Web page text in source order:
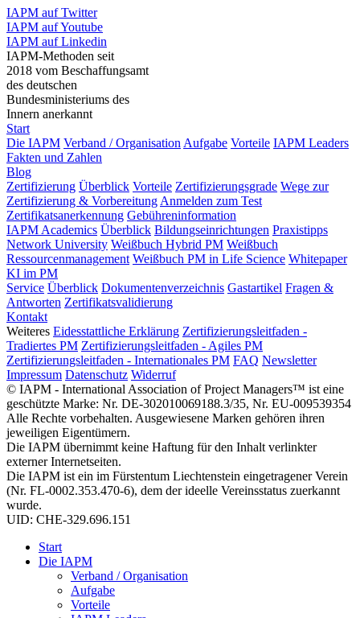
IAPM auf Twitter
IAPM auf Youtube
IAPM auf Linkedin
IAPM-Methoden seit
2018 vom Beschaffungsamt
des deutschen
Bundesministeriums des
Innern anerkannt
Start
Die IAPM Verband / Organisation Aufgabe Vorteile IAPM Leaders
Fakten und Zahlen
Blog
Zertifizierung Überblick Vorteile Zertifizierungsgrade Wege zur
Zertifizierung & Vorbereitung Anmelden zum Test
Zertifikatsanerkennung Gebühreninformation
IAPM Academics Überblick Bildungseinrichtungen Praxistipps
Network University Weißbuch Hybrid PM Weißbuch
Ressourcenmanagement Weißbuch PM in Life Science Whitepaper
KI im PM
Service Überblick Dokumentenverzeichnis Gastartikel Fragen &
Antworten Zertifikatsvalidierung
Kontakt
Weiteres Eidesstattliche Erklärung Zertifizierungsleitfaden -
Tradiertes PM Zertifizierungsleitfaden - Agiles PM
Zertifizierungsleitfaden - Internationales PM FAQ Newsletter
Impressum Datenschutz Widerruf
© IAPM - International Association of Project Managers™ ist eine
geschützte Marke: Nr. DE-302010069188.3/35, Nr. EU-009539354
Alle Rechte vorbehalten. Ausgewiesene Marken gehören ihren
jeweiligen Eigentümern.
Die IAPM übernimmt keine Haftung für den Inhalt verlinkter
externer Internetseiten.
Die IAPM ist ein im Fürstentum Liechtenstein eingetragener Verein
(Nr. FL-0002.353.470-6), dem der ideelle Vereinsstatus zuerkannt
wurde.
UID: CHE-329.696.151
Start
Die IAPM
Verband / Organisation
Aufgabe
Vorteile